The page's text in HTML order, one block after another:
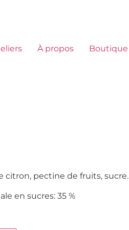
À propos Boutique
citron, pectine de fruits, sucre.
en sucres: 35 %